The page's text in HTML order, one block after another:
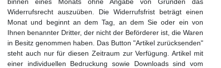
Widerrufsrecht auszuüben. Die Widerrufsfrist beträgt einen
Monat und beginnt an dem Tag, an dem Sie oder ein von
Ihnen benannter Dritter, der nicht der Beförderer ist, die Waren
in Besitz genommen haben. Das Button "Artikel zurücksenden"
steht auch nur für diesen Zeitraum zur Verfügung. Artikel mit
einer individuellen Bedruckung sowie Downloads sind vom